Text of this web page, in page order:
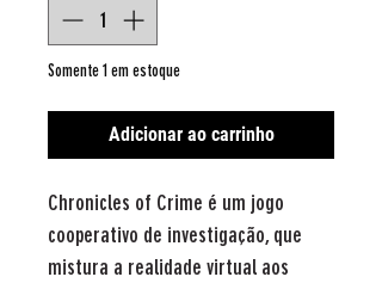
Somente 1 em estoque
Adicionar ao carrinho
Chronicles of Crime é um jogo
cooperativo de investigação, que
mistura a realidade virtual aos